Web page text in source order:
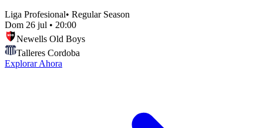
Liga Profesional• Regular Season
Dom 26 jul • 20:00
Newells Old Boys
Talleres Cordoba
Explorar Ahora